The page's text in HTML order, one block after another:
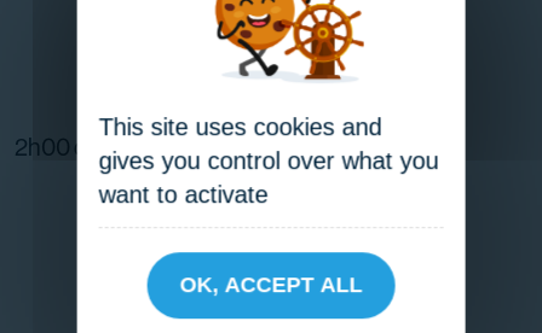
La balade
2h00 de navigation
This site uses cookies and
gives you control over what you
want to activate
OK, ACCEPT ALL